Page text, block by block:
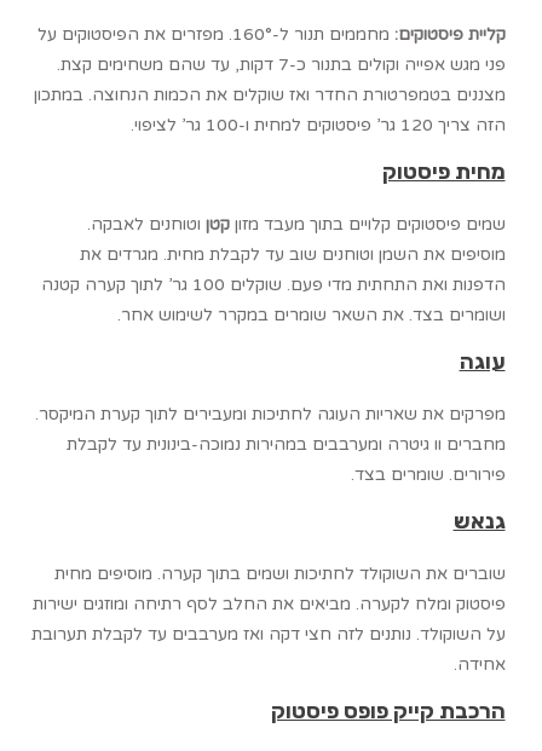
קליית פיסטוקים:
מחממים תנור ל-160°. מפזרים את הפיסטוקים על
פני מגש אפייה וקולים בתנור כ-7 דקות, עד שהם משחימים קצת.
מצננים בטמפרטורת החדר ואז שוקלים את הכמות הנחוצה. במתכון
הזה צריך 120 גר’ פיסטוקים למחית ו-100 גר’ לציפוי.
מחית פיסטוק
שמים פיסטוקים קלויים בתוך מעבד מזוןקטן וטוחנים לאבקה.
מוסיפים את השמן וטוחנים שוב עד לקבלת מחית. מגרדים את
הדפנות ואת התחתית מדי פעם. שוקלים 100 גר’ לתוך קערה קטנה
ושומרים בצד. את השאר שומרים במקרר לשימוש אחר.
עוגה
מפרקים את שאריות העוגה לחתיכות ומעבירים לתוך קערת המיקסר.
מחברים וו גיטרה ומערבבים במהירות נמוכה-בינונית עד לקבלת
פירורים. שומרים בצד.
גנאש
שוברים את השוקולד לחתיכות ושמים בתוך קערה. מוסיפים מחית
פיסטוק ומלח לקערה. מביאים את החלב לסף רתיחה ומוזגים ישירות
על השוקולד. נותנים לזה חצי דקה ואז מערבבים עד לקבלת תערובת
אחידה.
הרכבת קייק פופס פיסטוק